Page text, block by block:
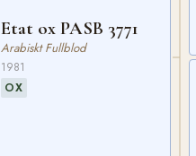
Etat ox PASB 3771
Arabiskt Fullblod
1981
OX